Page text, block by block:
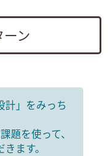
ン
計」をみっち
題を使って、
ます。